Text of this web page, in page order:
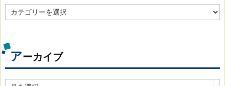
テ
別
アーカイブ